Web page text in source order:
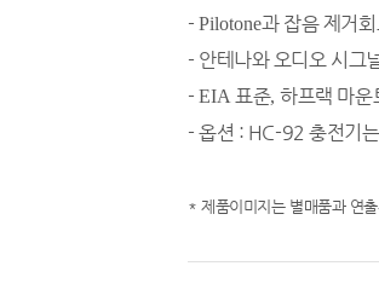
- ​Pilotone과 잡음 제거
- 안테나와 오디오 시그
- ​EIA 표준,하프랙 마운
- 옵션 : HC-92 충전기
* 제품이미지는 별매품과 연